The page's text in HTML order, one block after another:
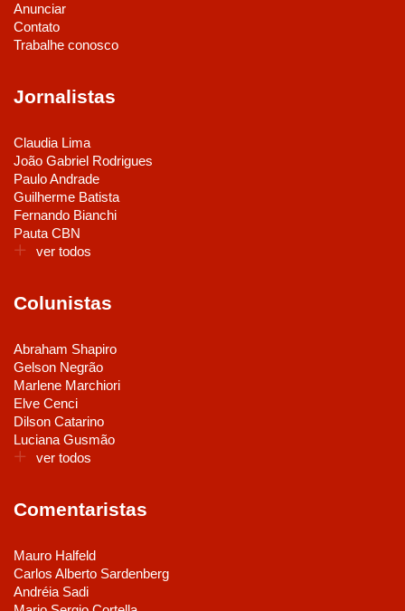
Anunciar
Contato
Trabalhe conosco
Jornalistas
Claudia Lima
João Gabriel Rodrigues
Paulo Andrade
Guilherme Batista
Fernando Bianchi
Pauta CBN
ver todos
Colunistas
Abraham Shapiro
Gelson Negrão
Marlene Marchiori
Elve Cenci
Dilson Catarino
Luciana Gusmão
ver todos
Comentaristas
Mauro Halfeld
Carlos Alberto Sardenberg
Andréia Sadi